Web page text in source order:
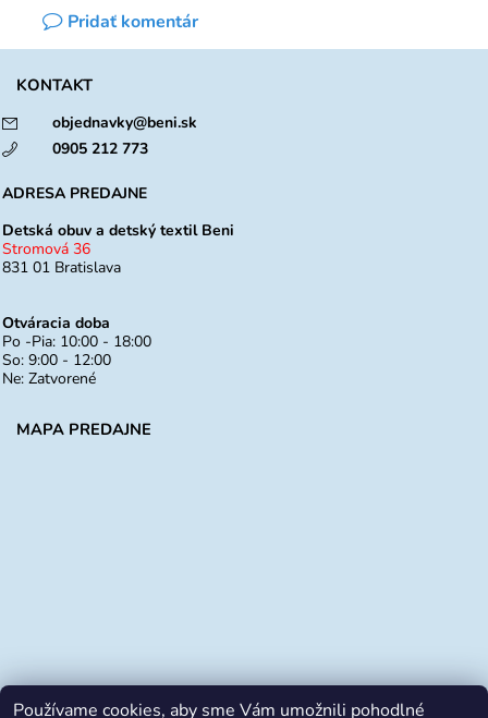
Pridať komentár
KONTAKT
objednavky@beni.sk
0905 212 773
ADRESA PREDAJNE
Detská obuv a detský textil Beni
Stromová 36
831 01 Bratislava
Otváracia doba
Po -Pia: 10:00 - 18:00
So: 9:00 - 12:00
Ne: Zatvorené
MAPA PREDAJNE
Používame cookies, aby sme Vám umožnili pohodlné